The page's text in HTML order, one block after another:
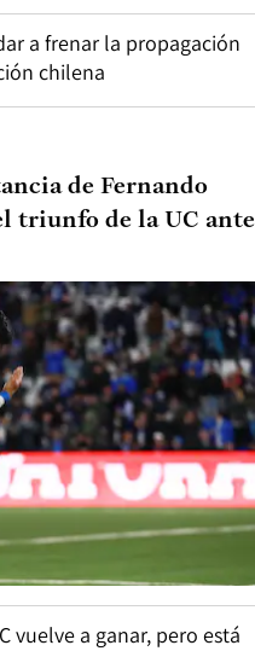
a frenar la propagación
chilena
de Fernando
triunfo de la UC ante
vuelve a ganar, pero está